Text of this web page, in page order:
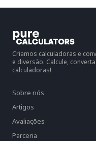
Criamos calculadoras e
e diversão. Calcule,
calculadoras!
Sobre nós
Artigos
Avaliações
Parceria